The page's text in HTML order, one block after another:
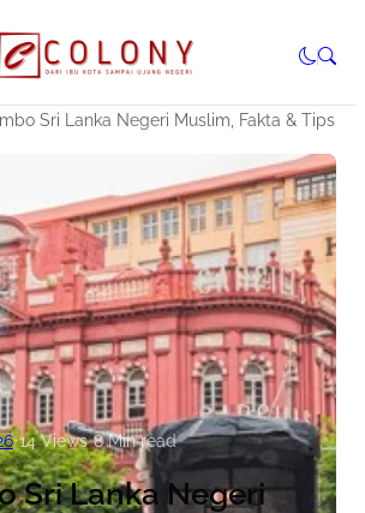
Sri Lanka Negeri Muslim, Fakta & Tips
•14Views•8 Min read
Sri Lanka Negeri